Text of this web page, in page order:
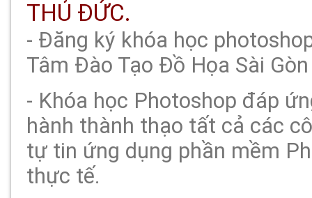
THỦ ĐỨC.
- Đăng ký khóa học
Tâm Đào Tạo Đồ Họa Sài
- Khóa học Photoshop đáp
hành thành thạo tất cả các
tự tin ứng dụng phần mềm
thực tế.